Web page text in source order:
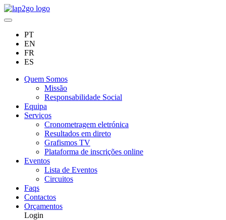
PT
EN
FR
ES
Quem Somos
Missão
Responsabilidade Social
Equipa
Serviços
Cronometragem eletrónica
Resultados em direto
Grafismos TV
Plataforma de inscrições online
Eventos
Lista de Eventos
Circuitos
Faqs
Contactos
Orçamentos
Login